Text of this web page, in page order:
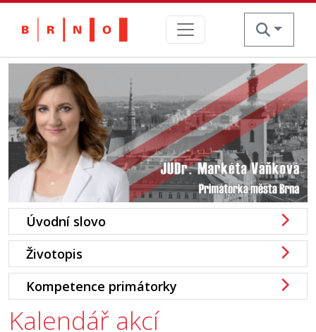
Skip
content
Úvodní slovo
Životopis
Kompetence primátorky
Kalendář akcí